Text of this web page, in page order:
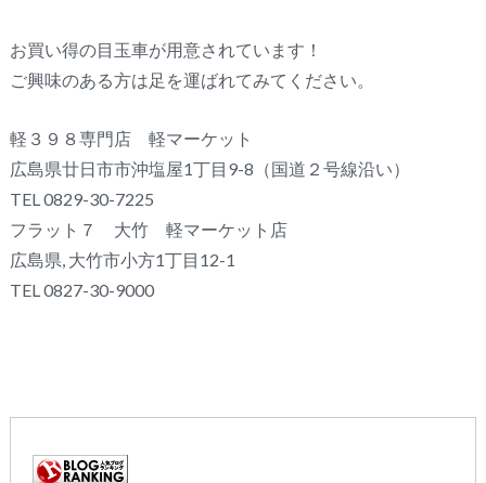
お買い得の目玉車が用意されています！
ご興味のある方は足を運ばれてみてください。
軽３９８専門店 軽マーケット
広島県廿日市市沖塩屋1丁目9-8（国道２号線沿い）
TEL 0829-30-7225
フラット７ 大竹 軽マーケット店
広島県, 大竹市小方1丁目12-1
TEL 0827-30-9000